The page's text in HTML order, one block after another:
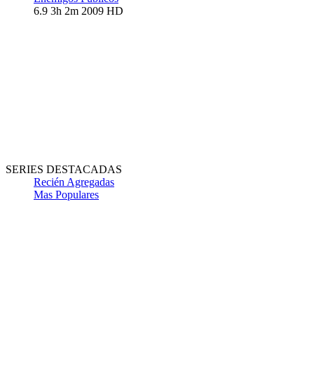
6.9 3h 2m 2009 HD
SERIES DESTACADAS
Recién Agregadas
Mas Populares